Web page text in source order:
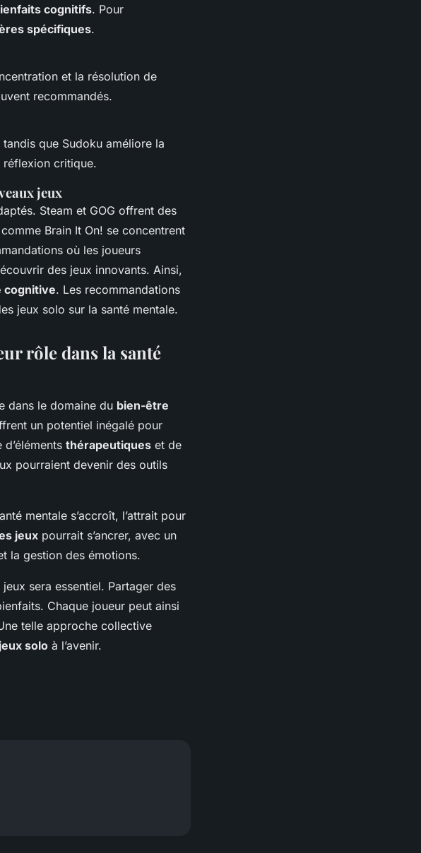
cognitifs. Pour
spécifiques.
et la résolution de
recommandés.
que Sudoku améliore la
réflexion critique.
jeux
Steam et GOG offrent des
Brain It On! se concentrent
où les joueurs
des jeux innovants. Ainsi,
cognitive. Les recommandations
jeux solo sur la santé mentale.
rôle dans la santé
dans le domaine du bien-être
un potentiel inégalé pour
thérapeutiques et de
pourraient devenir des outils
mentale s’accroît, l’attrait pour
jeux pourrait s’ancrer, avec un
la gestion des émotions.
sera essentiel. Partager des
Chaque joueur peut ainsi
telle approche collective
jeux solo à l’avenir.